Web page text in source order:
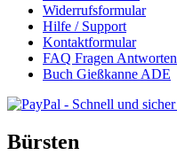
Widerrufsformular
Hilfe / Support
Kontaktformular
FAQ Fragen Antworten
Buch Gießkanne ADE
Bürsten